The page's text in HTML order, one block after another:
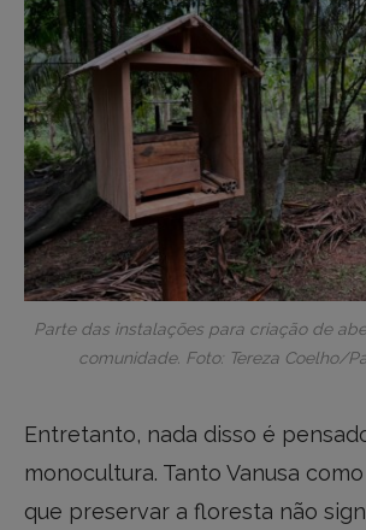
Parte das instalações para criação de
comunidade. Foto: Tereza Coelho/
Entretanto, nada disso é
monocultura. Tanto Vanusa
que preservar a floresta não